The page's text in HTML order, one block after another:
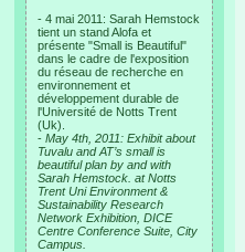
- 4 mai 2011: Sarah Hemstock
tient un stand Alofa et
présente "Small is Beautiful"
dans le cadre de l'exposition
du réseau de recherche en
environnement et
développement durable de
l'Université de Notts Trent
(Uk).
- May 4th, 2011: Exhibit about
Tuvalu and AT’s small is
beautiful plan by and with
Sarah Hemstock. at Notts
Trent Uni Environment &
Sustainability Research
Network Exhibition, DICE
Centre Conference Suite, City
Campus.